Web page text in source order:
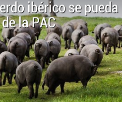
ibérico se
la PAC